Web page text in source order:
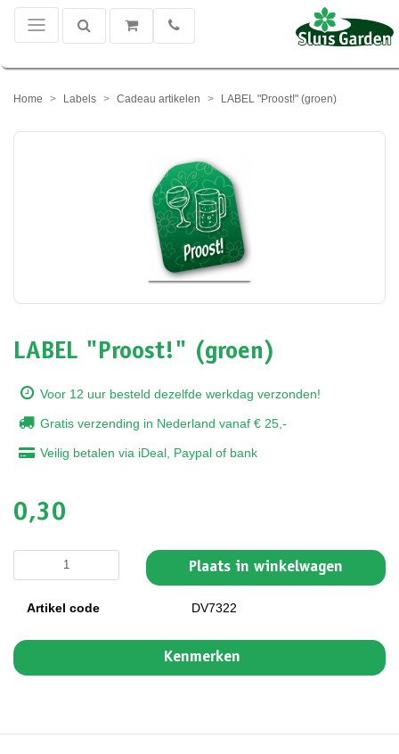
Home Labels Cadeau artikelen LABEL "Proost!" (groen)
LABEL "Proost!" (groen)
Voor 12 uur besteld dezelfde werkdag verzonden!
Gratis verzending in Nederland vanaf € 25,-
Veilig betalen via iDeal, Paypal of bank
0,30
Plaats in winkelwagen
Artikel code DV7322
Kenmerken